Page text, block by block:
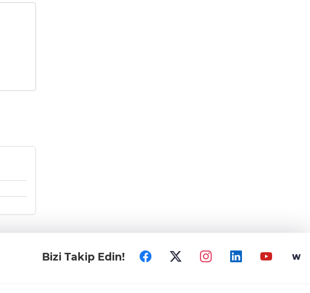
Bizi Takip Edin!